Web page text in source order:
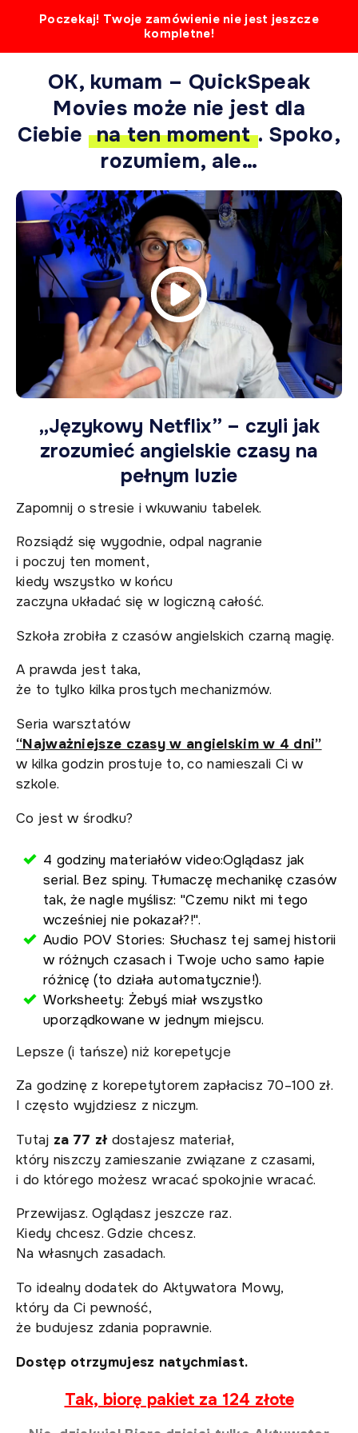
Poczekaj! Twoje zamówienie nie jest jeszcze
kompletne!
OK, kumam – QuickSpeak
Movies może nie jest dla
Ciebie na ten moment . Spoko,
rozumiem, ale…
„Językowy Netflix” – czyli jak
zrozumieć angielskie czasy na
pełnym luzie
Zapomnij o stresie i wkuwaniu tabelek.
Rozsiądź się wygodnie, odpal nagranie
i poczuj ten moment,
kiedy wszystko w końcu
zaczyna układać się w logiczną całość.
Szkoła zrobiła z czasów angielskich czarną magię.
A prawda jest taka,
że to tylko kilka prostych mechanizmów.
Seria warsztatów
“Najważniejsze czasy w angielskim w 4 dni”
w kilka godzin prostuje to, co namieszali Ci w
szkole.
Co jest w środku?
4 godziny materiałów video:Oglądasz jak
serial. Bez spiny. Tłumaczę mechanikę czasów
tak, że nagle myślisz: "Czemu nikt mi tego
wcześniej nie pokazał?!".
Audio POV Stories: Słuchasz tej samej historii
w różnych czasach i Twoje ucho samo łapie
różnicę (to działa automatycznie!).
Worksheety: Żebyś miał wszystko
uporządkowane w jednym miejscu.
Lepsze (i tańsze) niż korepetycje
Za godzinę z korepetytorem zapłacisz 70–100 zł.
I często wyjdziesz z niczym.
Tutaj za 77 złdostajesz materiał,
który niszczy zamieszanie związane z czasami,
i do którego możesz wracać spokojnie wracać.
Przewijasz. Oglądasz jeszcze raz.
Kiedy chcesz. Gdzie chcesz.
Na własnych zasadach.
To idealny dodatek do Aktywatora Mowy,
który da Ci pewność,
że budujesz zdania poprawnie.
Dostęp otrzymujesz natychmiast.
Tak, biorę pakiet za 124 złote